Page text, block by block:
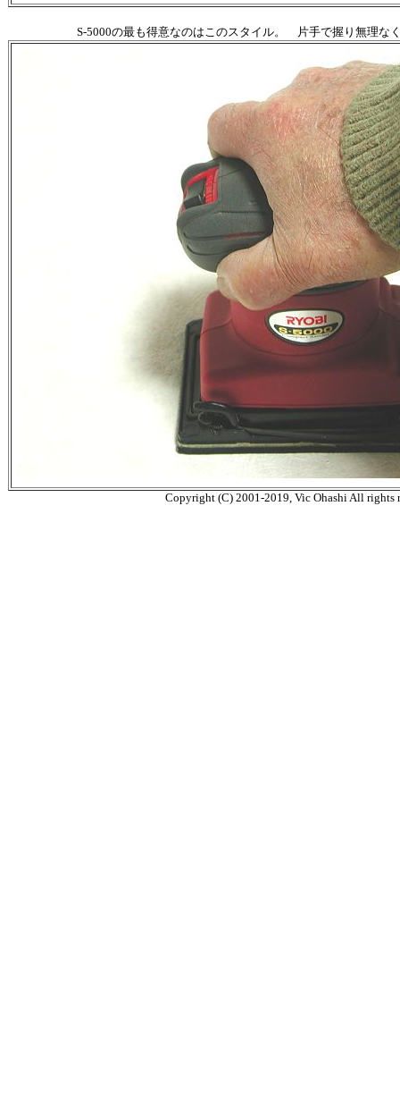
S-5000の最も得意なのはこのスタイル。 片手で握り無理な
Copyright (C) 2001-2019, Vic Ohashi All rights